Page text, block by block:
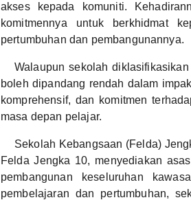
akses kepada komuniti.
komitmennya untuk berkhidmat
pertumbuhan dan pembangunannya.
Walaupun sekolah
boleh dipandang rendah dalam
komprehensif, dan komitmen
masa depan pelajar.
Sekolah Kebangsaan (Felda)
Felda Jengka 10, menyediakan
pembangunan keseluruhan
pembelajaran dan pertumbuhan,